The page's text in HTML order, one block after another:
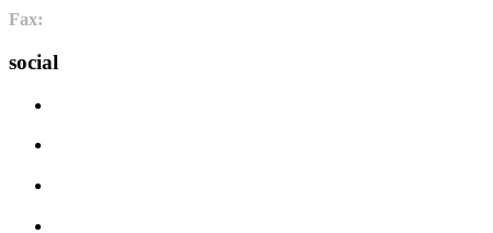
Fax:
social